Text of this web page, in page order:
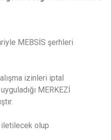
MEBSİS şerhleri
izinleri iptal
MERKEZİ
olup